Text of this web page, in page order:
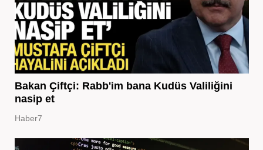
Bakan Çiftçi: Rabb'im bana Kudüs Valiliğini
nasip et
Haber7